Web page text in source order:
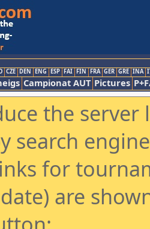
CZE DEN ENG ESP FAI FIN FRA GER GRE INA
Campionat AUT Pictures
the
search
for
are